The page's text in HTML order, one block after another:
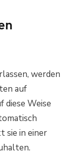
werden
auf
diese Weise
sie in einer